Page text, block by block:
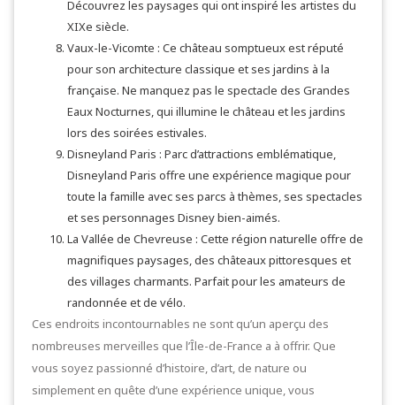
Découvrez les paysages qui ont inspiré les artistes du
XIXe siècle.
Vaux-le-Vicomte : Ce château somptueux est réputé
pour son architecture classique et ses jardins à la
française. Ne manquez pas le spectacle des Grandes
Eaux Nocturnes, qui illumine le château et les jardins
lors des soirées estivales.
Disneyland Paris : Parc d’attractions emblématique,
Disneyland Paris offre une expérience magique pour
toute la famille avec ses parcs à thèmes, ses spectacles
et ses personnages Disney bien-aimés.
La Vallée de Chevreuse : Cette région naturelle offre de
magnifiques paysages, des châteaux pittoresques et
des villages charmants. Parfait pour les amateurs de
randonnée et de vélo.
Ces endroits incontournables ne sont qu’un aperçu des
nombreuses merveilles que l’Île-de-France a à offrir. Que
vous soyez passionné d’histoire, d’art, de nature ou
simplement en quête d’une expérience unique, vous